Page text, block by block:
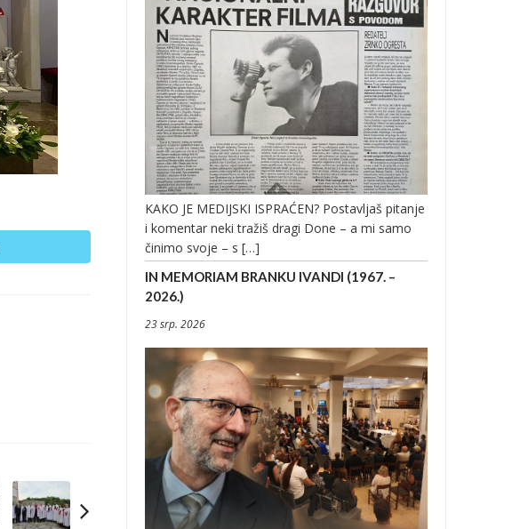
KAKO JE MEDIJSKI ISPRAĆEN? Postavljaš pitanje
i komentar neki tražiš dragi Done – a mi samo
činimo svoje – s […]
IN MEMORIAM BRANKU IVANDI (1967. –
2026.)
23 srp. 2026